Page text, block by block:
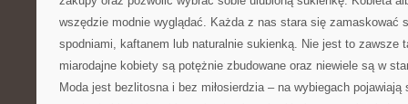
wszędzie modnie wyglądać. Każda z nas stara się zamaskować
spodniami, kaftanem lub naturalnie sukienką. Nie jest to zawsze
miarodajne kobiety są potężnie zbudowane oraz niewiele są w
Moda jest bezlitosna i bez miłosierdzia – na wybiegach